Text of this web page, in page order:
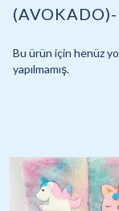
Bu ürün için henüz
yapılmamış.